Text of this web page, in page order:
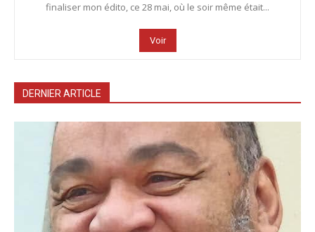
finaliser mon édito, ce 28 mai, où le soir même était...
Voir
DERNIER ARTICLE